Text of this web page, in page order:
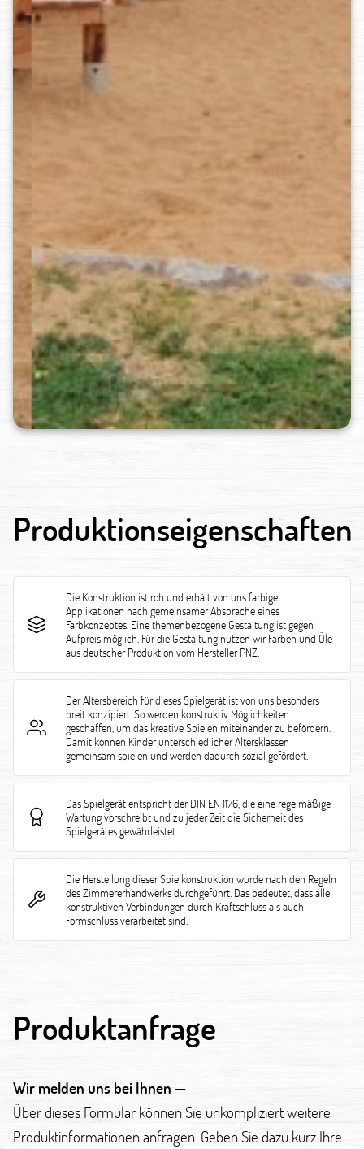
Produktionseigenschaften
Die Konstruktion ist roh und erhält von uns farbige
Applikationen nach gemeinsamer Absprache eines
Farbkonzeptes. Eine themenbezogene Gestaltung ist gegen
Aufpreis möglich. Für die Gestaltung nutzen wir Farben und Öle
aus deutscher Produktion vom Hersteller PNZ.
Der Altersbereich für dieses Spielgerät ist von uns besonders
breit konzipiert. So werden konstruktiv Möglichkeiten
geschaffen, um das kreative Spielen miteinander zu befördern.
Damit können Kinder unterschiedlicher Altersklassen
gemeinsam spielen und werden dadurch sozial gefördert.
Das Spielgerät entspricht der DIN EN 1176, die eine regelmäßige
Wartung vorschreibt und zu jeder Zeit die Sicherheit des
Spielgerätes gewährleistet.
Die Herstellung dieser Spielkonstruktion wurde nach den Regeln
des Zimmererhandwerks durchgeführt. Das bedeutet, dass alle
konstruktiven Verbindungen durch Kraftschluss als auch
Formschluss verarbeitet sind.
Produktanfrage
Wir melden uns bei Ihnen —
Über dieses Formular können Sie unkompliziert weitere
Produktinformationen anfragen. Geben Sie dazu kurz Ihre